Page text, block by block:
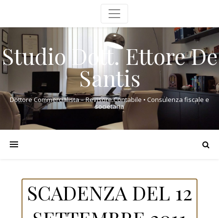
Studio Dott. Ettore De
Santis
Dottore Commercialista – Revisore Contabile • Consulenza fiscale e
societaria
SCADENZA DEL 12